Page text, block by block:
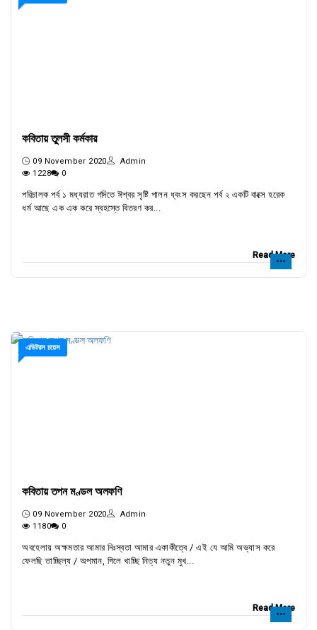
কবিতায় তুলসী কর্মকার
09 November 2020
Admin
1228
0
পরিচালক পর্ব ১ মধ্যরাত গদিতে ঈশ্বর সৃষ্টি পালন ধ্বংস করছেন পর্ব ২ একটি বাক্সে হরেক
ধর্ম আছে এক এক করে স্বহস্তে বিতরণ কর...
Read More
এডিটরস চয়েস
কবিতায় তপন মণ্ডল অলফণি
09 November 2020
Admin
1180
0
অবহেলায় অক্ষমতার আমার নিঃস্বতা আমার একাকীত্বে / এই যে আমি অভ্যাস করে
ফেলছি তাচ্ছিল্য / অপমান, গিলে খাচ্ছি নিত্য নতুন মুখ...
Read More